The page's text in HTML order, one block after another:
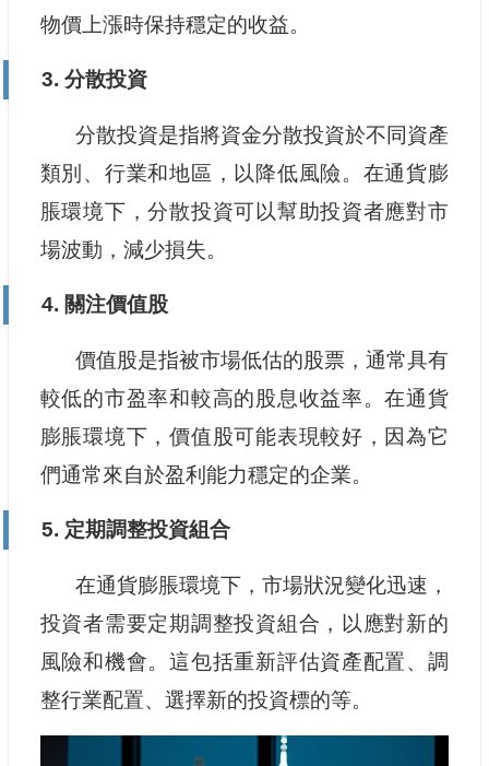
物價上漲時保持穩定的收益。
3. 分散投資
分散投資是指將資金分散投資於不同資產
類別、行業和地區，以降低風險。在通貨膨
脹環境下，分散投資可以幫助投資者應對市
場波動，減少損失。
4. 關注價值股
價值股是指被市場低估的股票，通常具有
較低的市盈率和較高的股息收益率。在通貨
膨脹環境下，價值股可能表現較好，因為它
們通常來自於盈利能力穩定的企業。
5. 定期調整投資組合
在通貨膨脹環境下，市場狀況變化迅速，
投資者需要定期調整投資組合，以應對新的
風險和機會。這包括重新評估資產配置、調
整行業配置、選擇新的投資標的等。